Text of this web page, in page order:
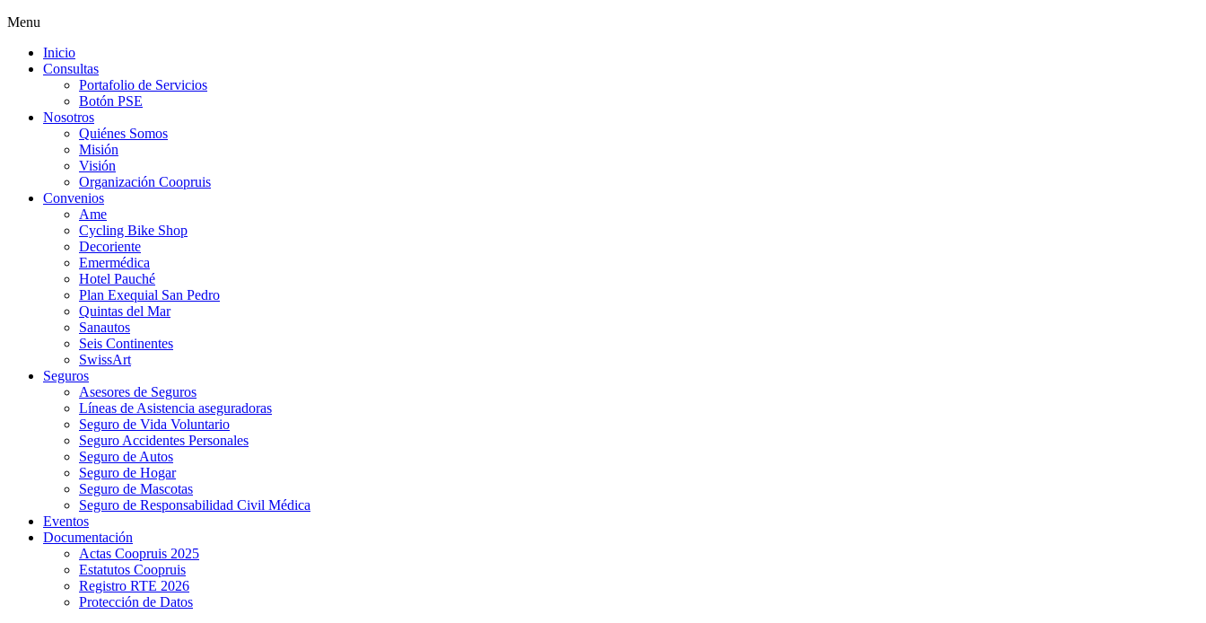
Menu
Inicio
Consultas
Portafolio de Servicios
Botón PSE
Nosotros
Quiénes Somos
Misión
Visión
Organización Coopruis
Convenios
Ame
Cycling Bike Shop
Decoriente
Emermédica
Hotel Pauché
Plan Exequial San Pedro
Quintas del Mar
Sanautos
Seis Continentes
SwissArt
Seguros
Asesores de Seguros
Líneas de Asistencia aseguradoras
Seguro de Vida Voluntario
Seguro Accidentes Personales
Seguro de Autos
Seguro de Hogar
Seguro de Mascotas
Seguro de Responsabilidad Civil Médica
Eventos
Documentación
Actas Coopruis 2025
Estatutos Coopruis
Registro RTE 2026
Protección de Datos